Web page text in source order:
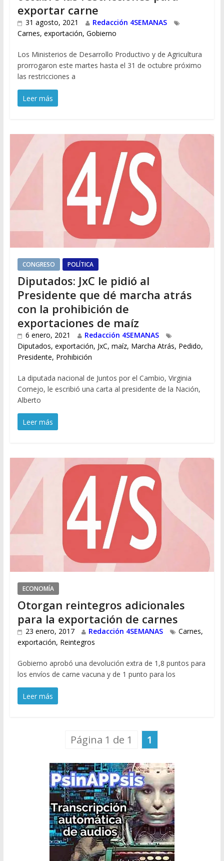
exportar carne
31 agosto, 2021
Redacción 4SEMANAS
Carnes, exportación, Gobierno
Los Ministerios de Desarrollo Productivo y de Agricultura
prorrogaron este martes hasta el 31 de octubre próximo
las restricciones a
Leer más
CONGRESO POLÍTICA
Diputados: JxC le pidió al
Presidente que dé marcha atrás
con la prohibición de
exportaciones de maíz
6 enero, 2021
Redacción 4SEMANAS
Diputados, exportación, JxC, maíz, Marcha Atrás, Pedido,
Presidente, Prohibición
La diputada nacional de Juntos por el Cambio, Virginia
Cornejo, le escribió una carta al presidente de la Nación,
Alberto
Leer más
ECONOMÍA
Otorgan reintegros adicionales
para la exportación de carnes
23 enero, 2017 Redacción 4SEMANAS Carnes,
exportación, Reintegros
Gobierno aprobó una devolución extra de 1,8 puntos para
los envíos de carne vacuna y de 1 punto para los
Leer más
Página 1 de 1 1